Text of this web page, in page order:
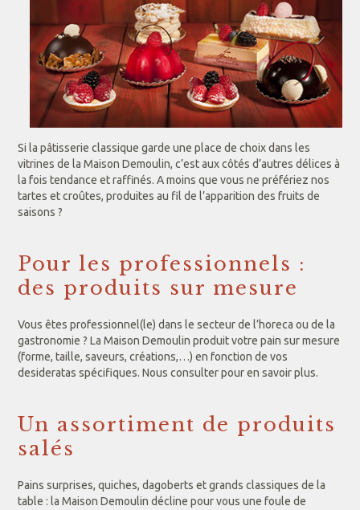
Si la pâtisserie classique garde une place de choix dans les
vitrines de la Maison Demoulin, c’est aux côtés d’autres délices à
la fois tendance et raffinés. A moins que vous ne préfériez nos
tartes et croûtes, produites au fil de l’apparition des fruits de
saisons ?
Pour les professionnels :
des produits sur mesure
Vous êtes professionnel(le) dans le secteur de l’horeca ou de la
gastronomie ? La Maison Demoulin produit votre pain sur mesure
(forme, taille, saveurs, créations,…) en fonction de vos
desideratas spécifiques. Nous consulter pour en savoir plus.
Un assortiment de produits
salés
Pains surprises, quiches, dagoberts et grands classiques de la
table : la Maison Demoulin décline pour vous une foule de